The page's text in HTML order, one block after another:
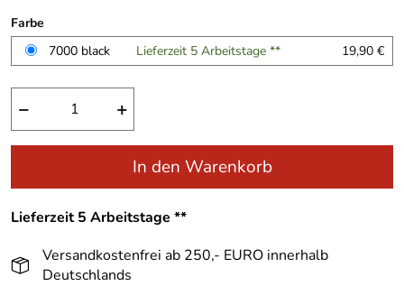
Farbe
7000 black
Lieferzeit 5 Arbeitstage ** 19,90 €
− +
In den Warenkorb
Lieferzeit 5 Arbeitstage **
Versandkostenfrei ab 250,- EURO innerhalb
Deutschlands